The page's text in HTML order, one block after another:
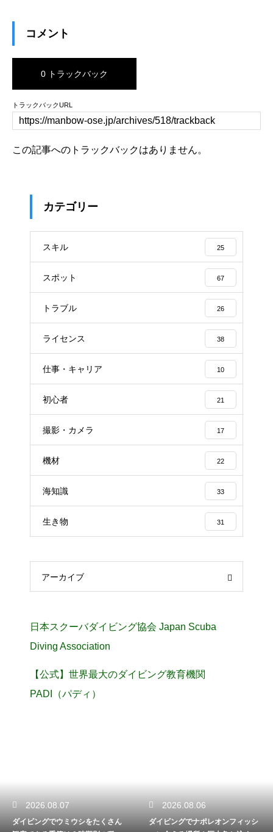
コメント
0 トラックバック
トラックバックURL
この記事へのトラックバックはありません。
カテゴリー
スキル 25
スポット 67
トラブル 26
ライセンス 38
仕事・キャリア 10
初心者 21
撮影・カメラ 17
機材 22
海知識 33
生き物 31
アーカイブ
日本スクーバダイビング協会 Japan Scuba
Diving Association
【公式】世界最大のダイビング教育機関
PADI（パディ）
2026.08.07
ダイビングでウミウシをたくさん
2026.08.06
ダイビングでナポレオンフィッシ